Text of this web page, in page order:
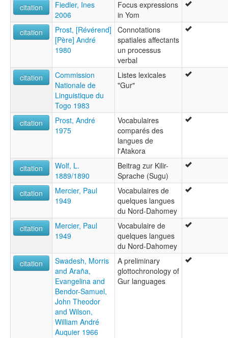
citation
Fiedler, Ines
2006
Focus expressions
in Yom
citation
Prost, [Révérend]
[Père] André
1980
Connotations
spatiales affectants
un processus
verbal
citation
Commission
Nationale de
Linguistique du
Togo 1983
Listes lexicales
"Gur"
citation
Prost, André
1975
Vocabulaires
comparés des
langues de
l'Atakora
citation
Wolf, L.
1889/1890
Beitrag zur Kilir-
Sprache (Sugu)
citation
Mercier, Paul
1949
Vocabulaires de
quelques langues
du Nord-Dahomey
citation
Mercier, Paul
1949
Vocabulaire de
quelques langues
du Nord-Dahomey
citation
Swadesh, Morris
and Araña,
Evangelina and
Bendor-Samuel,
John Theodor
and Wilson,
William André
Auquier 1966
A preliminary
glottochronology of
Gur languages